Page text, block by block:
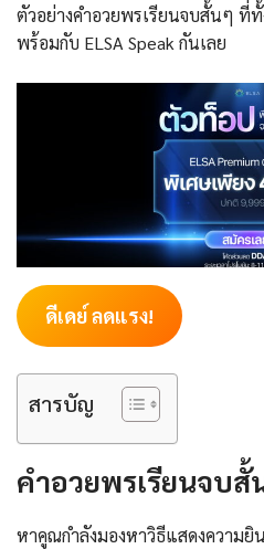
ตัวอย่างคำอวยพรเรียนจบสั้นๆ ที่
พร้อมกับ ELSA Speak กันเลย
ดีเดย์ ลดแรง!
สารบัญ
คำอวยพรเรียนจบ
หาคูณกำลังมองหาวิธีแสดงความยิ